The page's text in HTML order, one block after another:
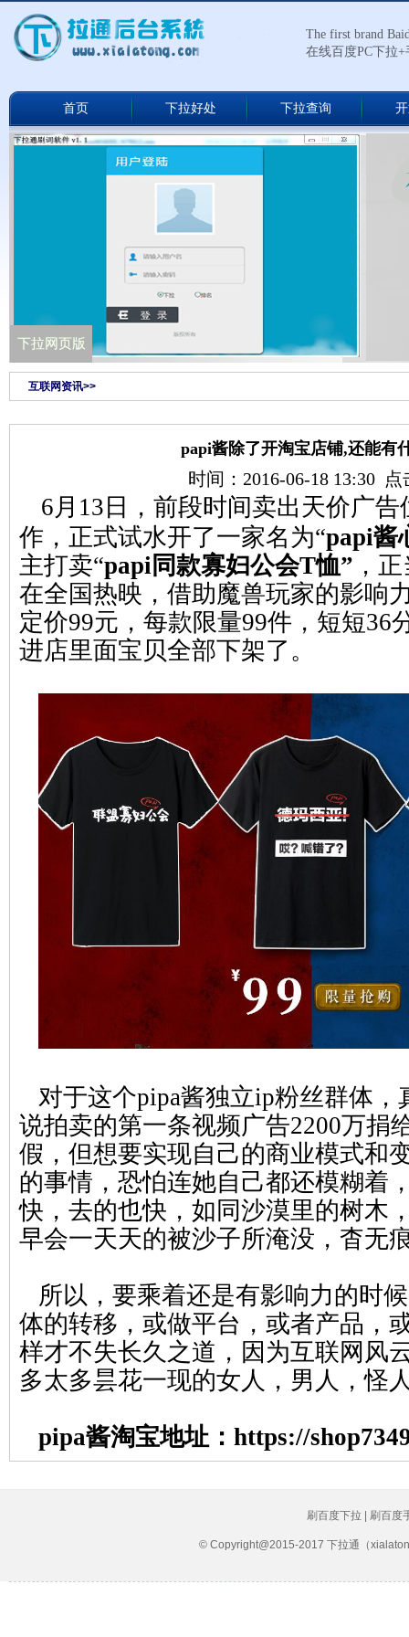
The first brand
在线百度PC下拉
首页 下拉好处 下拉查询
下拉通网络版
下拉网页版
互联网资讯>>
papi酱除了开淘宝店铺,还能有
时间：2016-06-18 13:30
6月13日，前段时间卖出天价广告
作，正式试水开了一家名为“papi酱
主打卖“papi同款寡妇公会T恤” ，
在全国热映，借助魔兽玩家的影响
定价99元，每款限量99件，短短36
进店里面宝贝全部下架了。
对于这个pipa酱独立ip粉丝群体，
说拍卖的第一条视频广告2200万捐
假，但想要实现自己的商业模式和
的事情，恐怕连她自己都还模糊着
快，去的也快，如同沙漠里的树木
早会一天天的被沙子所淹没，杳无
所以，要乘着还是有影响力的时
体的转移，或做平台，或者产品，
样才不失长久之道，因为互联网风
多太多昙花一现的女人，男人，怪
pipa酱淘宝地址： https://
刷百度下拉 | 刷百度
© Copyright@2015-2017 下拉通（